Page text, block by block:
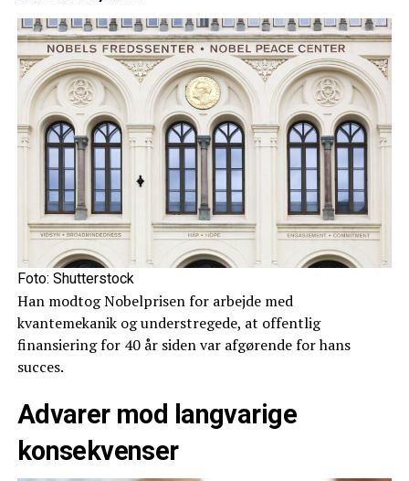
Foto: Shutterstock
Han modtog Nobelprisen for arbejde med
kvantemekanik og understregede, at offentlig
finansiering for 40 år siden var afgørende for hans
succes.
Advarer mod langvarige
konsekvenser